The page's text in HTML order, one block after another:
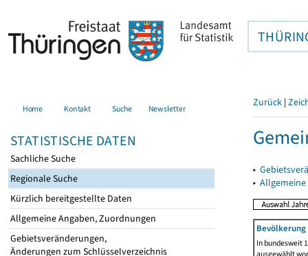
Home Kontakt Suche Newsletter
STATISTISCHE DATEN
Sachliche Suche
Regionale Suche
Kürzlich bereitgestellte Daten
Allgemeine Angaben, Zuordnungen
Gebietsveränderungen,
Änderungen zum Schlüsselverzeichnis
Zurück |
▸
▸
In bundesweit